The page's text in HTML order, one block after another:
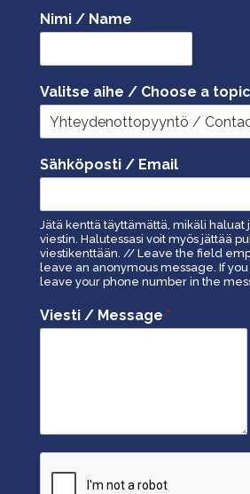
Nimi / Name
Valitse aihe / Choose a topic
Sähköposti / Email
Jätä kenttä täyttämättä, mikäli haluat
viestin. Halutessasi voit myös jättää
viestikenttään. // Leave the field
leave an anonymous message. If
leave your phone number in the
Viesti / Message *